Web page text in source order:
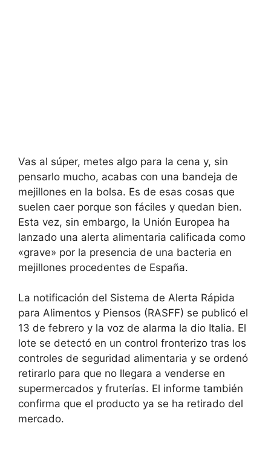
Vas al súper, metes algo para la cena y, sin
pensarlo mucho, acabas con una bandeja de
mejillones en la bolsa. Es de esas cosas que
suelen caer porque son fáciles y quedan bien.
Esta vez, sin embargo, la Unión Europea ha
lanzado una alerta alimentaria calificada como
«grave» por la presencia de una bacteria en
mejillones procedentes de España.
La notificación del Sistema de Alerta Rápida
para Alimentos y Piensos (RASFF) se publicó el
13 de febrero y la voz de alarma la dio Italia. El
lote se detectó en un control fronterizo tras los
controles de seguridad alimentaria y se ordenó
retirarlo para que no llegara a venderse en
supermercados y fruterías. El informe también
confirma que el producto ya se ha retirado del
mercado.